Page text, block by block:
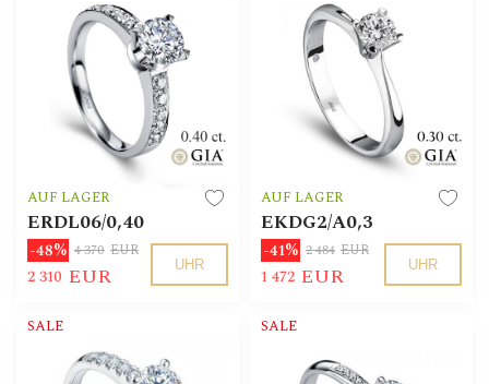
AUF LAGER
ERDL06/0,40
-48% 4 370 EUR
2 310 EUR UHR
AUF LAGER
EKDG2/A0,3
-41% 2 484 EUR
1 472 EUR UHR
SALE SALE